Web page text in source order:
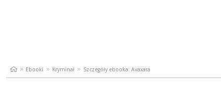
Ebooki Kryminał Szczegóły ebooka: Avaxara